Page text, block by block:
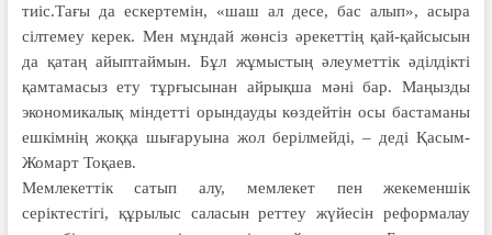
тиіс.Тағы да ескертемін, «шаш ал десе, бас алып», асыра
сілтемеу керек. Мен мұндай жөнсіз әрекеттің қай-қайсысын
да қатаң айыптаймын. Бұл жұмыстың әлеуметтік әділдікті
қамтамасыз ету тұрғысынан айрықша мәні бар. Маңызды
экономикалық міндетті орындауды көздейтін осы бастаманы
ешкімнің жоққа шығаруына жол берілмейді, – деді Қасым-
Жомарт Тоқаев.
Мемлекеттік сатып алу, мемлекет пен жекеменшік
серіктестігі, құрылыс саласын реттеу жүйесін реформалау